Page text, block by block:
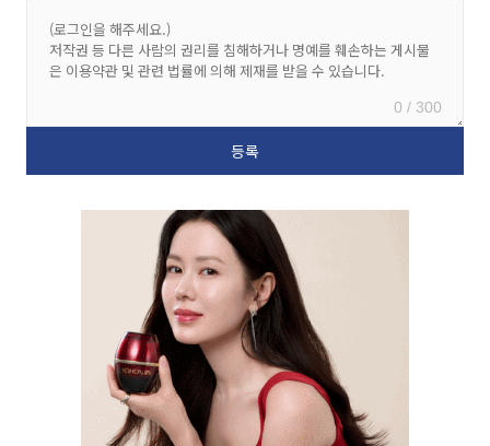
0 / 300